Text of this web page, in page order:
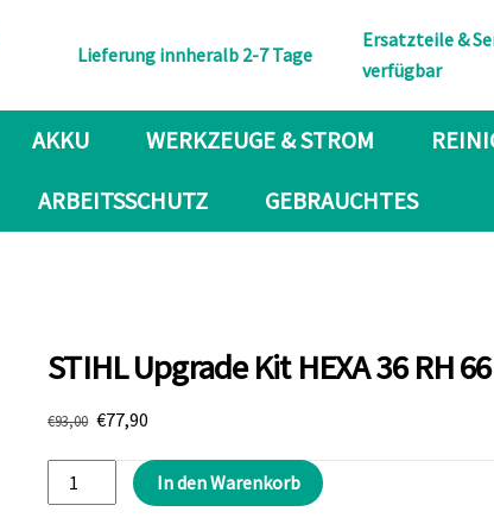
Lieferung innheralb 2-7 Tage
Ersatzteile &
verfügbar
AKKU WERKZEUGE & STROM
ARBEITSSCHUTZ GEBRAUCHTES
STIHL Upgrade Kit HEXA 36 RH 66
€93,00 Ursprünglicher
€93,00
€77,90
ist:
€77,90.
STIHL
Upgrade
In den Warenkorb
To